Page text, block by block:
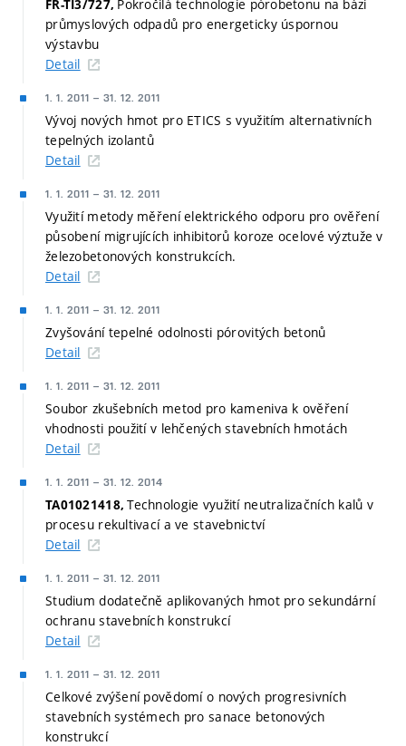
FR-TI3/727, Pokročilá technologie pórobetonu na bázi
průmyslových odpadů pro energeticky úspornou
výstavbu
Detail
1. 1. 2011 – 31. 12. 2011
Vývoj nových hmot pro ETICS s využitím alternativních
tepelných izolantů
Detail
1. 1. 2011 – 31. 12. 2011
Využití metody měření elektrického odporu pro ověření
působení migrujících inhibitorů koroze ocelové výztuže v
železobetonových konstrukcích.
Detail
1. 1. 2011 – 31. 12. 2011
Zvyšování tepelné odolnosti pórovitých betonů
Detail
1. 1. 2011 – 31. 12. 2011
Soubor zkušebních metod pro kameniva k ověření
vhodnosti použití v lehčených stavebních hmotách
Detail
1. 1. 2011 – 31. 12. 2014
TA01021418,Technologie využití neutralizačních kalů v
procesu rekultivací a ve stavebnictví
Detail
1. 1. 2011 – 31. 12. 2011
Studium dodatečně aplikovaných hmot pro sekundární
ochranu stavebních konstrukcí
Detail
1. 1. 2011 – 31. 12. 2011
Celkové zvýšení povědomí o nových progresivních
stavebních systémech pro sanace betonových
konstrukcí